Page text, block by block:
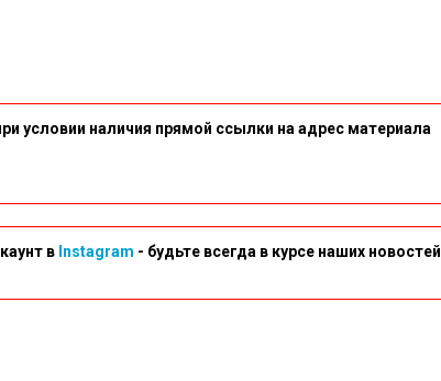
условии наличия прямой ссылки на адрес материала
в Instagram - будьте всегда в курсе наших новостей